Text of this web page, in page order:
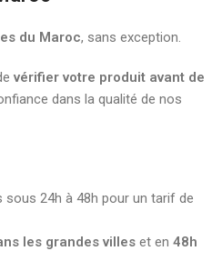
du Maroc, sans exception.
vérifier votre produit avant de
dans la qualité de nos
24h à 48h pour un tarif de
les grandes villes et en 48h